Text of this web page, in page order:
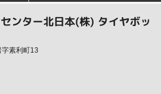
ンター北日本(株) タイヤボッ
素利町13